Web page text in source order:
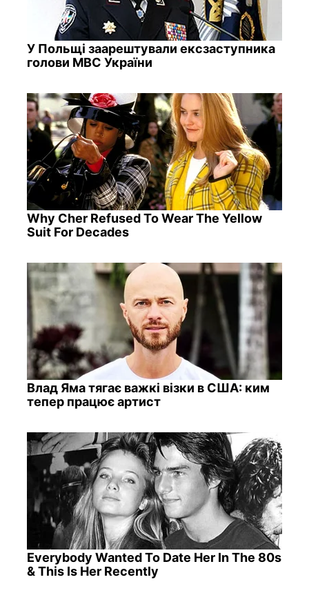
У Польщі заарештували ексзаступника
голови МВС України
Why Cher Refused To Wear The Yellow
Suit For Decades
Влад Яма тягає важкі візки в США: ким
тепер працює артист
Everybody Wanted To Date Her In The 80s
& This Is Her Recently